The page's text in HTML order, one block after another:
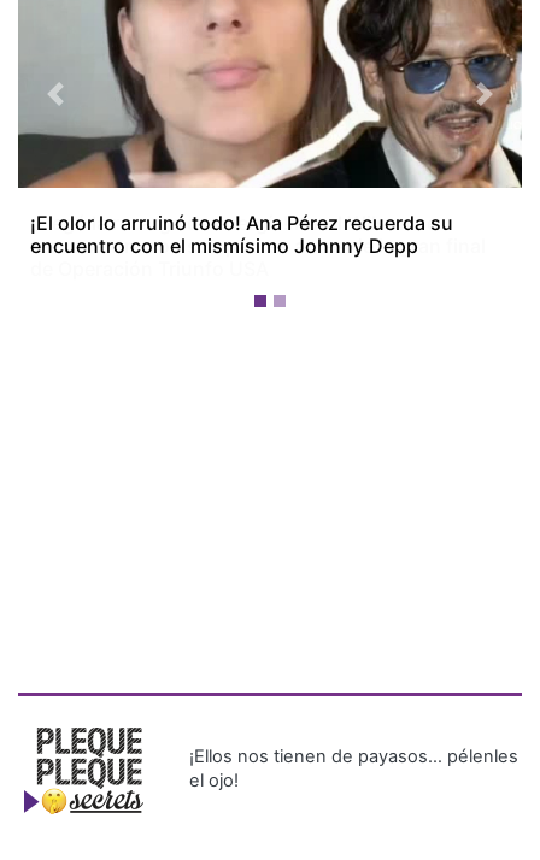
¡El olor lo arruinó todo! Ana Pérez recuerda su
encuentro con el mismísimo Johnny Depp
Previous Next
el ojo!